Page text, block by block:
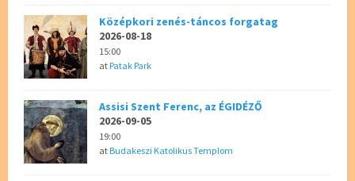
Középkori zenés-táncos forgatag
2026-08-18
15:00
atPatak Park
Assisi Szent Ferenc, az ÉGIDÉZŐ
2026-09-05
19:00
atBudakeszi Katolikus Templom